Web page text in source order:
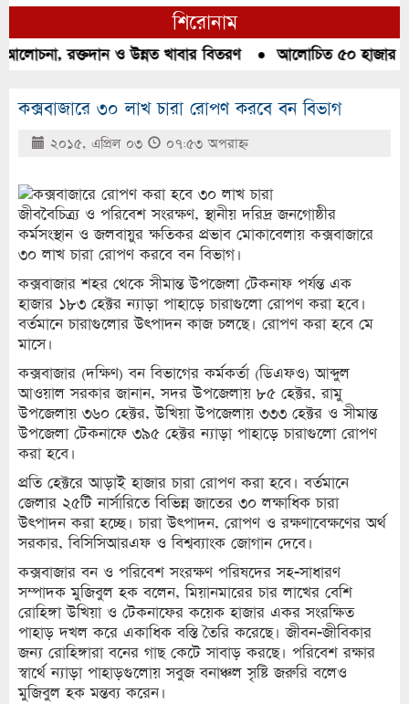
শিরোনাম
রক্তদান ও উন্নত খাবার বিতরণ●আলোচিত ৫০ হাজার
কক্সবাজারে ৩০ লাখ চারা রোপণ করবে বন বিভাগ
২০১৫, এপ্রিল ০৩ ০৭:৫৩ অপরাহ্ণ
জীববৈচিত্র্য ও পরিবেশ সংরক্ষণ, স্থানীয় দরিদ্র জনগোষ্ঠীর
কর্মসংস্থান ও জলবায়ুর ক্ষতিকর প্রভাব মোকাবেলায় কক্সবাজারে
৩০ লাখ চারা রোপণ করবে বন বিভাগ।
কক্সবাজার শহর থেকে সীমান্ত উপজেলা টেকনাফ পর্যন্ত এক
হাজার ১৮৩ হেক্টর ন্যাড়া পাহাড়ে চারাগুলো রোপণ করা হবে।
বর্তমানে চারাগুলোর উৎপাদন কাজ চলছে। রোপণ করা হবে মে
মাসে।
কক্সবাজার (দক্ষিণ) বন বিভাগের কর্মকর্তা (ডিএফও) আব্দুল
আওয়াল সরকার জানান, সদর উপজেলায় ৮৫ হেক্টর, রামু
উপজেলায় ৩৬০ হেক্টর, উখিয়া উপজেলায় ৩৩৩ হেক্টর ও সীমান্ত
উপজেলা টেকনাফে ৩৯৫ হেক্টর ন্যাড়া পাহাড়ে চারাগুলো রোপণ
করা হবে।
প্রতি হেক্টরে আড়াই হাজার চারা রোপণ করা হবে। বর্তমানে
জেলার ২৫টি নার্সারিতে বিভিন্ন জাতের ৩০ লক্ষাধিক চারা
উৎপাদন করা হচ্ছে। চারা উৎপাদন, রোপণ ও রক্ষণাবেক্ষণের অর্থ
সরকার, বিসিসিআরএফ ও বিশ্বব্যাংক জোগান দেবে।
কক্সবাজার বন ও পরিবেশ সংরক্ষণ পরিষদের সহ-সাধারণ
সম্পাদক মুজিবুল হক বলেন, মিয়ানমারের চার লাখের বেশি
রোহিঙ্গা উখিয়া ও টেকনাফের কয়েক হাজার একর সংরক্ষিত
পাহাড় দখল করে একাধিক বস্তি তৈরি করেছে। জীবন-জীবিকার
জন্য রোহিঙ্গারা বনের গাছ কেটে সাবাড় করছে। পরিবেশ রক্ষার
স্বার্থে ন্যাড়া পাহাড়গুলোয় সবুজ বনাঞ্চল সৃষ্টি জরুরি বলেও
মুজিবুল হক মন্তব্য করেন।